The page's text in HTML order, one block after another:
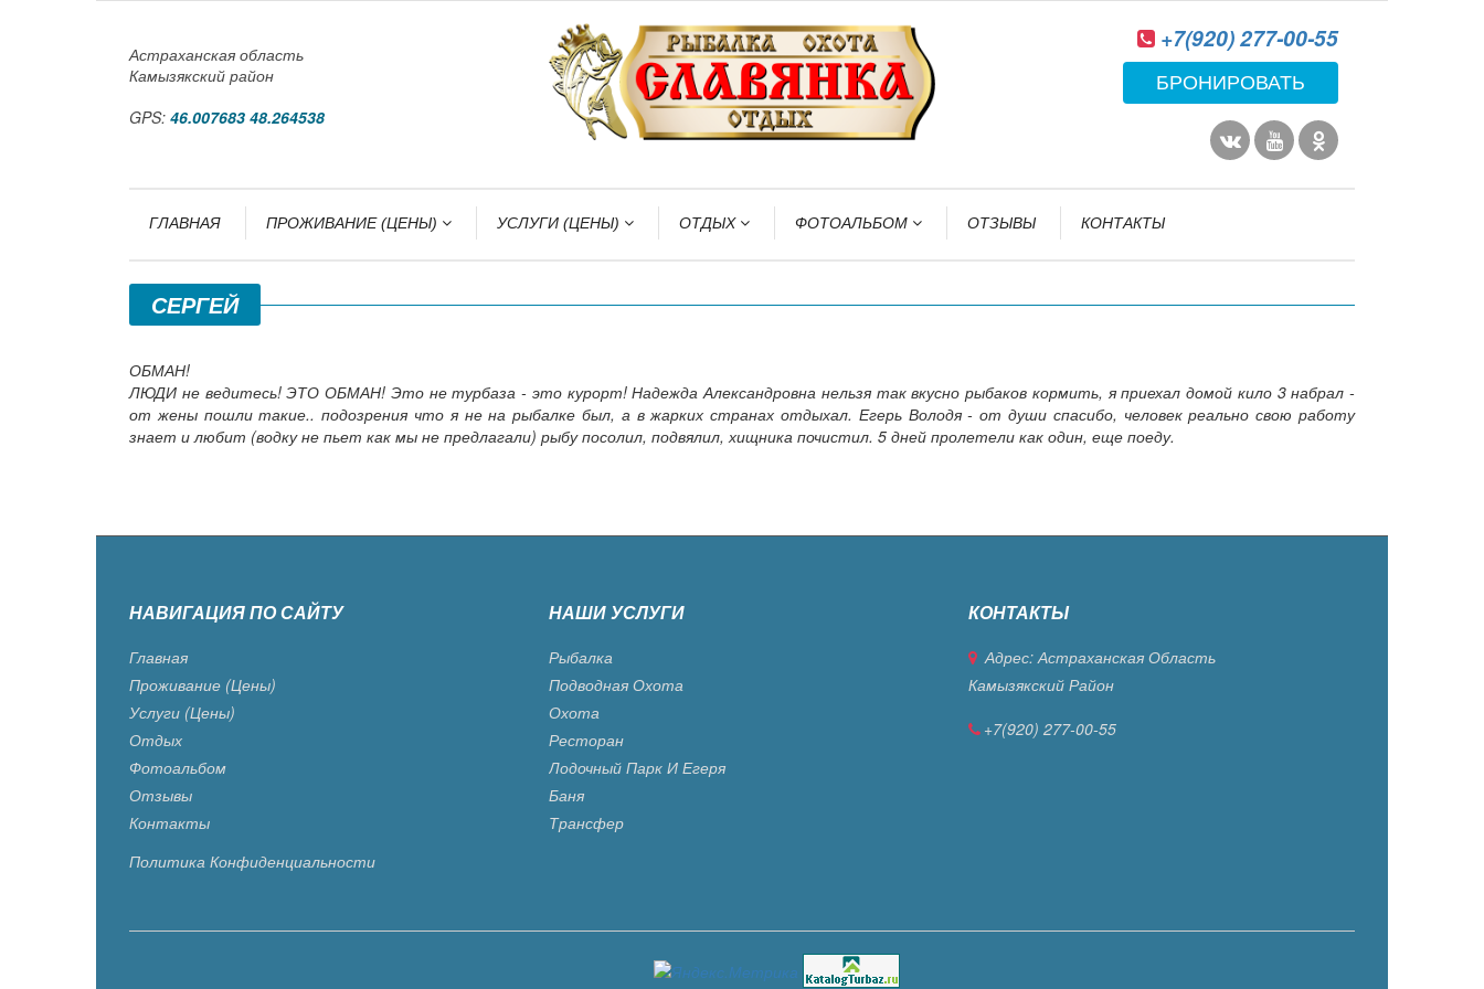
Астраханская область
Камызякский район
GPS: 46.007683 48.264538
+7(920) 277-00-55
БРОНИРОВАТЬ
ГЛАВНАЯ ПРОЖИВАНИЕ (ЦЕНЫ) УСЛУГИ (ЦЕНЫ) ОТДЫХ ФОТОАЛЬБОМ ОТЗЫВЫ КОНТАКТЫ
СЕРГЕЙ
ОБМАН!
ЛЮДИ не ведитесь! ЭТО ОБМАН! Это не турбаза - это курорт! Надежда Александровна нельзя так вкусно рыбаков кормить, я приехал домой кило 3 набрал -
от жены пошли такие.. подозрения что я не на рыбалке был, а в жарких странах отдыхал. Егерь Володя - от души спасибо, человек реально свою работу
знает и любит (водку не пьет как мы не предлагали) рыбу посолил, подвялил, хищника почистил. 5 дней пролетели как один, еще поеду.
НАВИГАЦИЯ ПО САЙТУ
Главная
Проживание (цены)
Услуги (цены)
Отдых
Фотоальбом
Отзывы
Контакты
Политика Конфиденциальности
НАШИ УСЛУГИ
Рыбалка
Подводная Охота
Охота
Ресторан
Лодочный Парк И Егеря
Баня
Трансфер
КОНТАКТЫ
Адрес: Астраханская Область
Камызякский Район
+7(920) 277-00-55